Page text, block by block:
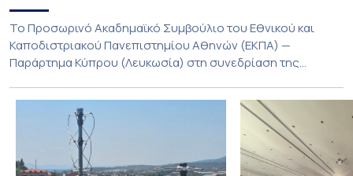
Το Προσωρινό Ακαδημαϊκό Συμβούλιο του Εθνικού και
Καποδιστριακού Πανεπιστημίου Αθηνών (ΕΚΠΑ) —
Παράρτημα Κύπρου (Λευκωσία) στη συνεδρίαση της
παράταση της προθεσμίας υποβολής εκδήλωσης
ενδιαφέροντος για την φοίτηση σε Προγράμματα Σπουδών,
Τμημάτων του Πανεπιστημίου μας στο Παράρτημα Κύπρου
για το ακαδημαϊκό έτος 2026-2027, έως τη Δευτέρα 31
Αυγούστου 2026. […]